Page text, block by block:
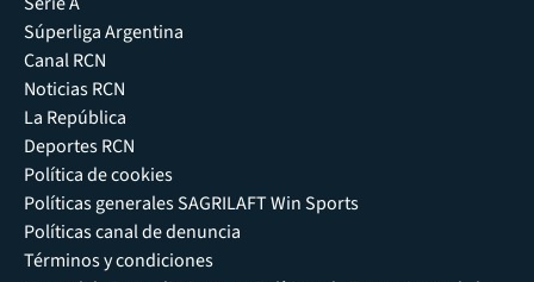
Súperliga Argentina
Canal RCN
Noticias RCN
La República
Deportes RCN
Política de cookies
Políticas generales SAGRILAFT Win Sports
Políticas canal de denuncia
Términos y condiciones